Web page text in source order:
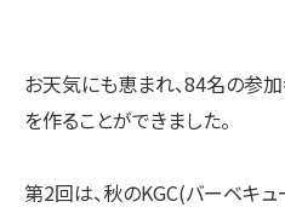
お天気にも恵まれ、84名の参
を作ることができました。
第2回は、秋のKGC(バーベキュ